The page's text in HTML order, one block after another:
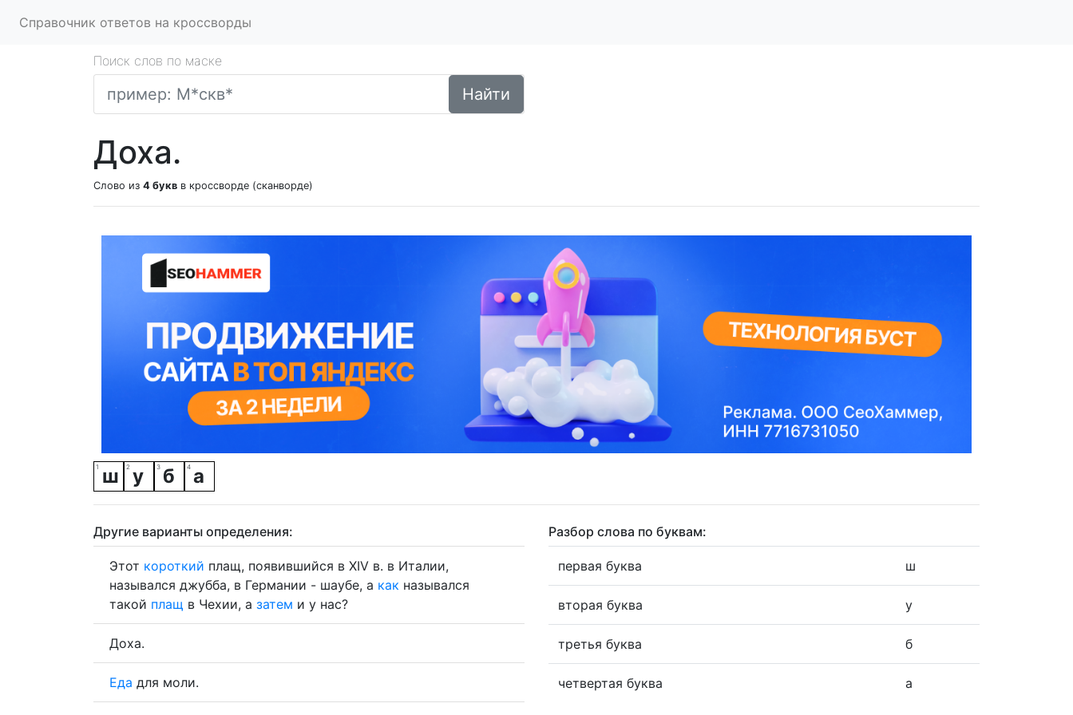
Справочник ответов на кроссворды
Поиск слов по маске
Найти
Доха.
Слово из 4 букв в кроссворде (сканворде)
ш у б а
Другие варианты определения:
Этот короткий плащ, появившийся в XIV в. в Италии,
назывался джубба, в Германии - шаубе, а как назывался
такой плащ в Чехии, а затем и у нас?
Доха.
Еда для моли.
Разбор слова по буквам:
первая буква ш
вторая буква у
третья буква б
четвертая буква а